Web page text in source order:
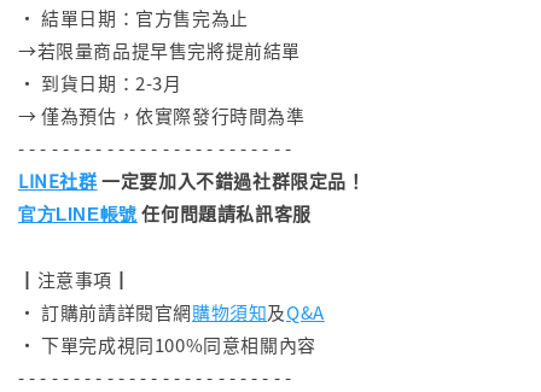
• 結單日期：官方售完為止
→若限量商品提早售完將提前結單
• 到貨日期：2-3月
→ 僅為預估，依實際發行時間為準
- - - - - - - - - - - - - - - - - - - - - - - - -
LINE社群一定要加入不錯過社群限定品！
官方LINE帳號 任何問題請私訊客服
┃注意事項┃
• 訂購前請詳閱官網購物須知及Q&A
• 下單完成視同100%同意相關內容
- - - - - - - - - - - - - - - - - - - - - - - - -